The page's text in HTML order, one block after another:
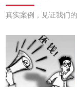
真实案例，见证我们